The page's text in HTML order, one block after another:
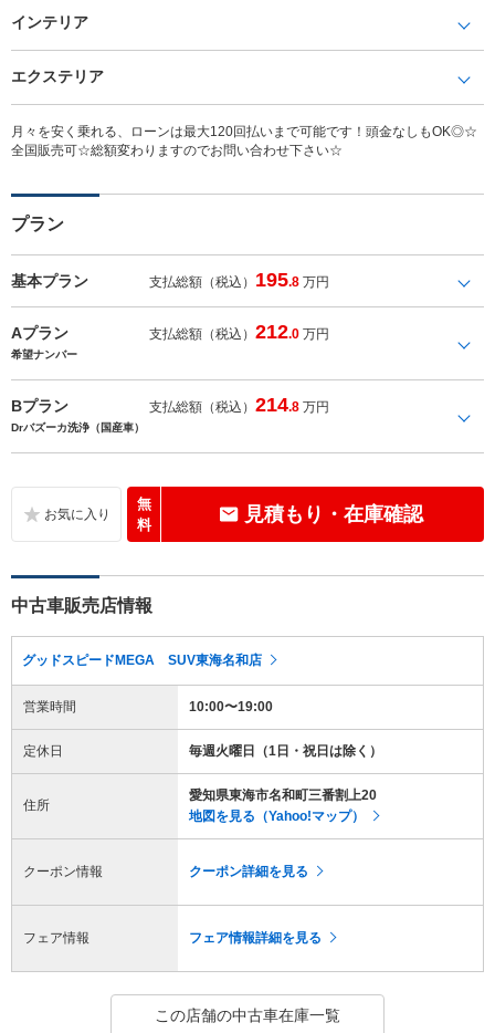
インテリア
エクステリア
月々を安く乗れる、ローンは最大120回払いまで可能です！頭金なしもOK◎☆
全国販売可☆総額変わりますのでお問い合わせ下さい☆
プラン
基本プラン 支払総額（税込） 195.8 万円
Aプラン 支払総額（税込）212.0 万円
希望ナンバー
Bプラン 支払総額（税込）214.8 万円
Drバズーカ洗浄（国産車）
無
料
見積もり・在庫確認
中古車販売店情報
グッドスピードMEGA SUV東海名和店
営業時間 10:00〜19:00
定休日 毎週火曜日（1日・祝日は除く）
住所
愛知県東海市名和町三番割上20
地図を見る（Yahoo!マップ）
クーポン情報 クーポン詳細を見る
フェア情報 フェア情報詳細を見る
この店舗の中古車在庫一覧